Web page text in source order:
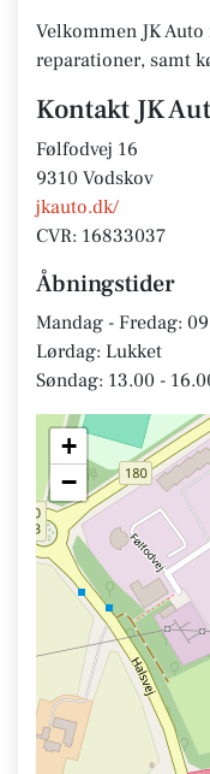
Velkommen JK
reparationer, samt
Kontakt JK
Følfodvej 16
9310 Vodskov
jkauto.dk/
CVR: 16833037
Åbningstider
Mandag - Fredag:
Lørdag: Lukket
Søndag: 13.00 -
+
−